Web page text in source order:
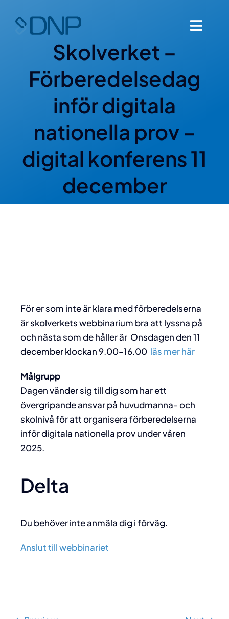
innehållet
Om oss
Vår lösning
Skolverket –
Förberedelsedag
inför digitala
nationella prov –
digital konferens 11
december
För er som inte är klara med förberedelserna
är skolverkets webbinarium bra att lyssna på
och nästa som de håller är Onsdagen den 11
december klockan 9.00–16.00 läs mer här
Målgrupp
Dagen vänder sig till dig som har ett
övergripande ansvar på huvudmanna- och
skolnivå för att organisera förberedelserna
inför digitala nationella prov under våren
2025.
Delta
Du behöver inte anmäla dig i förväg.
Anslut till webbinariet